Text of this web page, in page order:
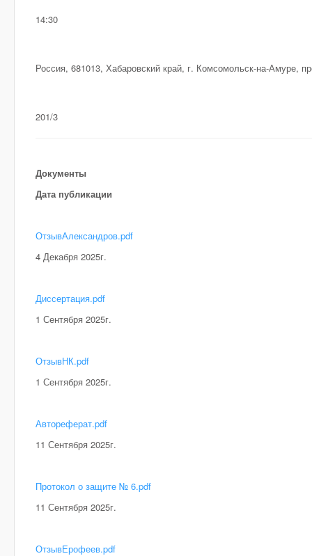
14:30
Россия, 681013, Хабаровский край, г. Комсомольск-на-Амуре,
201/3
Документы
Дата публикации
ОтзывАлександров.pdf
4 Декабря 2025г.
Диссертация.pdf
1 Сентября 2025г.
ОтзывНК.pdf
1 Сентября 2025г.
Автореферат.pdf
11 Сентября 2025г.
Протокол о защите № 6.pdf
11 Сентября 2025г.
ОтзывЕрофеев.pdf